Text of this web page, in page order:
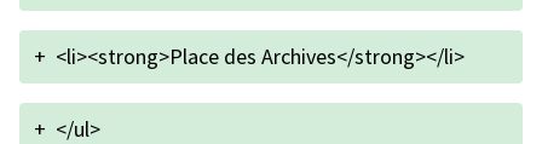
+ <li><strong>Place des Archives</strong></li>
+ </ul>